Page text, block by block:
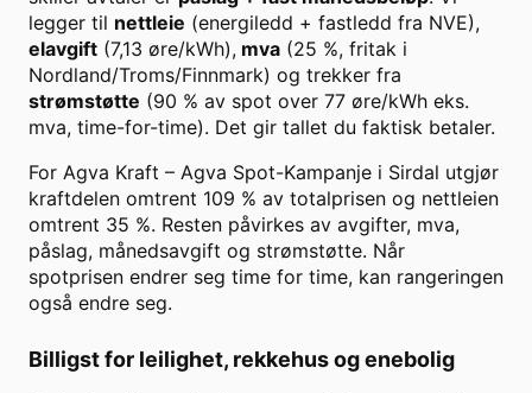
legger til nettleie (energiledd + fastledd fra NVE),
elavgift (7,13 øre/kWh), mva (25 %, fritak i
Nordland/Troms/Finnmark) og trekker fra
strømstøtte (90 % av spot over 77 øre/kWh eks.
mva, time-for-time). Det gir tallet du faktisk betaler.
For Agva Kraft – Agva Spot-Kampanje i Sirdal utgjør
kraftdelen omtrent 109 % av totalprisen og nettleien
omtrent 35 %. Resten påvirkes av avgifter, mva,
påslag, månedsavgift og strømstøtte. Når
spotprisen endrer seg time for time, kan rangeringen
også endre seg.
Billigst for leilighet, rekkehus og enebolig